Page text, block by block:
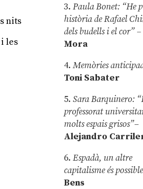
nits
les
3.Paula Bonet: “He
història de Rafael
dels budells i el cor” –
Mora
4.Memòries
Toni Sabater
5.Sara Barquinero:
professorat
molts espais grisos”–
Alejandro
6.Espadà, un altre
capitalisme és possible
Bens